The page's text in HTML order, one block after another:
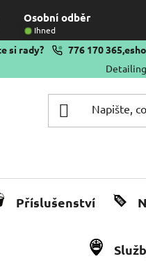
Osobní odběr
Ihned
si rady? 776 170 365,
Příslušenství